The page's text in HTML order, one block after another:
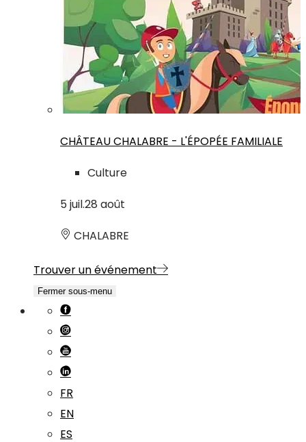
CHÂTEAU CHALABRE - L'ÉPOPÉE FAMILIALE
Culture
5 juil.28 août
CHALABRE
Trouver un événement
Fermer sous-menu
FR
EN
ES